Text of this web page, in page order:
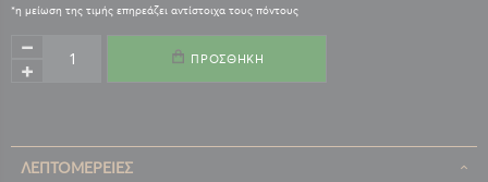
ΠΡΟΣΘΉΚΗ
ΛΕΠΤΟΜΈΡΕΙΕΣ